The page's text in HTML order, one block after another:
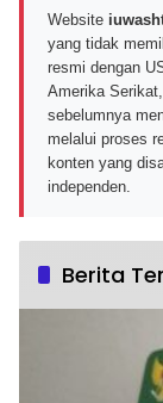
Website
yang tidak
resmi dengan
Amerika
sebelumnya
melalui proses
konten yang
independen.
Berita